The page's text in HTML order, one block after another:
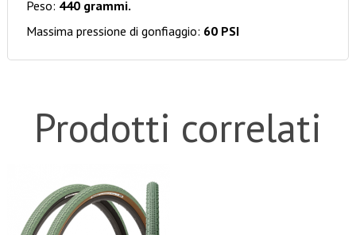
Peso: 440 grammi.
Massima pressione di gonfiaggio: 60 PSI
Prodotti correlati